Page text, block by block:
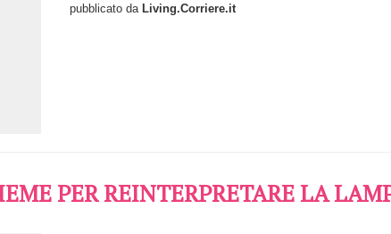
pubblicato da Living.Corriere.it
PER REINTERPRETARE LA